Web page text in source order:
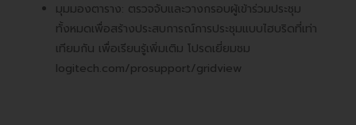
มุมมองตาราง: ตรวจจับและวางกรอบผู้เข้าร่วมประชุม
ทั้งหมดเพื่อสร้างประสบการณ์การประชุมแบบไฮบริดที่เท่า
เทียมกัน เพื่อเรียนรู้เพิ่มเติม โปรดเยี่ยมชม
logitech.com/prosupport/gridview